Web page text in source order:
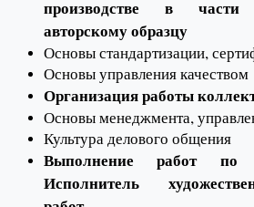
производстве в части
авторскому образцу
Основы стандартизации,
Основы управления качеством
Организация работы
Основы менеджмента,
Культура делового общения
Выполнение работ по
Исполнитель